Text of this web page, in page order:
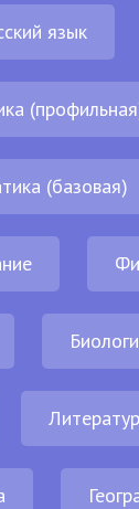
язык
(базовая)